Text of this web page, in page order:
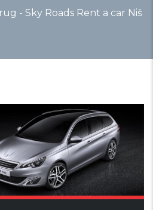
- Sky Roads Rent a car Niš